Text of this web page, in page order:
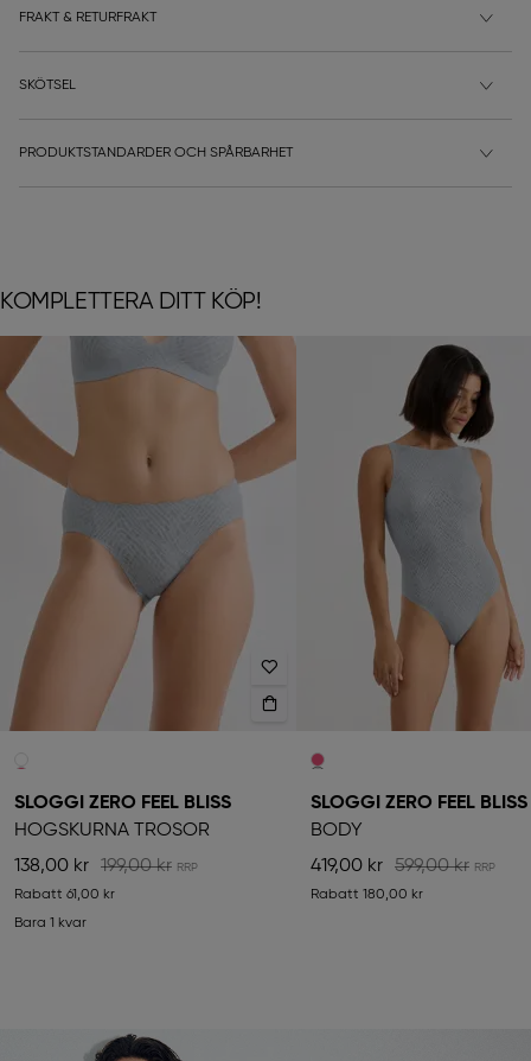
FRAKT & RETURFRAKT
SKÖTSEL
PRODUKTSTANDARDER OCH SPÅRBARHET
KOMPLETTERA DITT KÖP!
SLOGGI ZERO FEEL BLISS
HÖGSKURNA TROSOR
138,00 kr
199,00 kr
Rabatt 61,00 kr
Bara 1 kvar
SLOGGI ZERO FEEL BLISS
BODY
419,00 kr
599,00 kr
Rabatt 180,00 kr